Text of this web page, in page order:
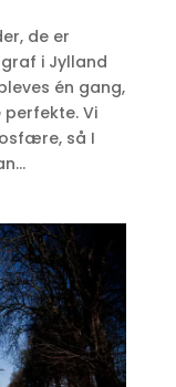
de er
i Jylland
én gang,
Vi
så I